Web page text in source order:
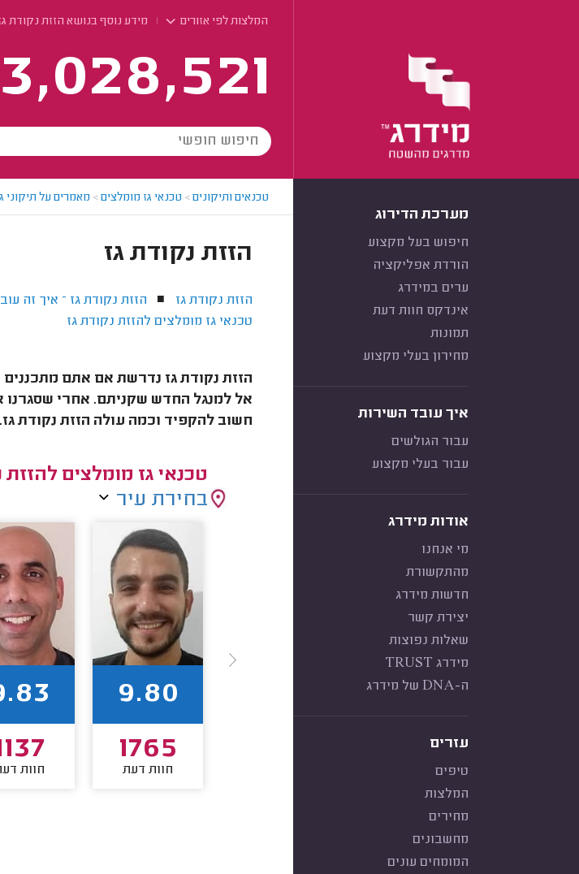
המלצות לפי אזורים מידע נוסף בנושא הזזת נקודת
3,028,521
מערכת הדירוג
חיפוש בעל מקצוע
הורדת אפליקציה
ערים במידרג
אינדקס חוות דעת
תמונות
מחירון בעלי מקצוע
איך עובד השירות
עבור הגולשים
עבור בעלי מקצוע
אודות מידרג
מי אנחנו
מהתקשורת
חדשות מידרג
יצירת קשר
שאלות נפוצות
מידרג TRUST
ה-DNA של מידרג
עזרים
טיפים
המלצות
מחירים
מחשבונים
המומחים עונים
טכנאים ותיקונים> טכנאי גז מומלצים> מאמרים על תיקוני
הזזת נקודת גז
הזזת נקודת גז ■ הזזת נקודת גז – איך זה
טכנאי גז מומלצים להזזת נקודת גז
הזזת נקודת גז נדרשת אם אתם
אל למנגל החדש שקניתם. אחרי שסגרנו
חשוב להקפיד וכמה עולה הזזת נקודת
טכנאי גז מומלצים להזזת
בחירת עיר
9.80
1765
חוות דעת חוות